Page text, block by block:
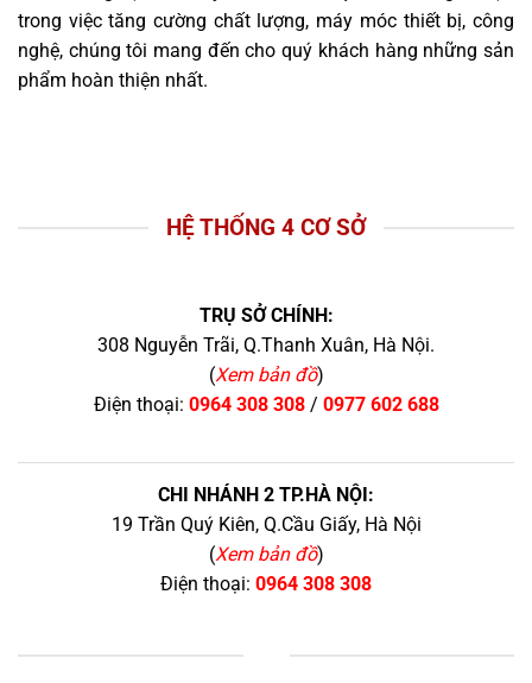
trong việc tăng cường chất lượng, máy móc thiết bị, công
nghệ, chúng tôi mang đến cho quý khách hàng những sản
phẩm hoàn thiện nhất.
HỆ THỐNG 4 CƠ SỞ
TRỤ SỞ CHÍNH:
308 Nguyễn Trãi, Q.Thanh Xuân, Hà Nội.
(Xem bản đồ)
Điện thoại: 0964 308 308/ 0977 602 688
CHI NHÁNH 2 TP.HÀ NỘI:
19 Trần Quý Kiên, Q.Cầu Giấy, Hà Nội
(Xem bản đồ)
Điện thoại: 0964 308 308